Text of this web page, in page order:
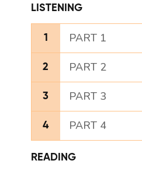
LISTENING
1 PART 1
2 PART 2
3 PART 3
4 PART 4
READING